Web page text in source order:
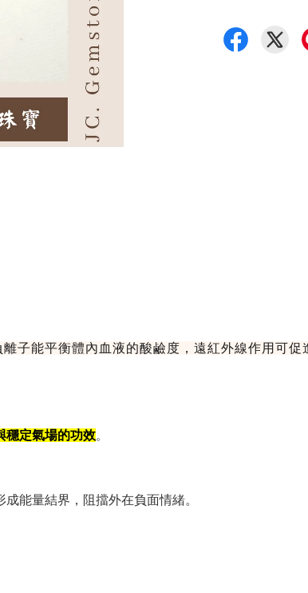
子能平衡體內血液的酸鹼度，遠紅外線作用可
穩定氣場的功效。
能量結界，阻擋外在負面情緒。